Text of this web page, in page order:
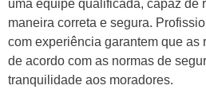
uma equipe qualificada, capaz de
maneira correta e segura.
com experiência garantem que as
de acordo com as normas de
tranquilidade aos moradores.